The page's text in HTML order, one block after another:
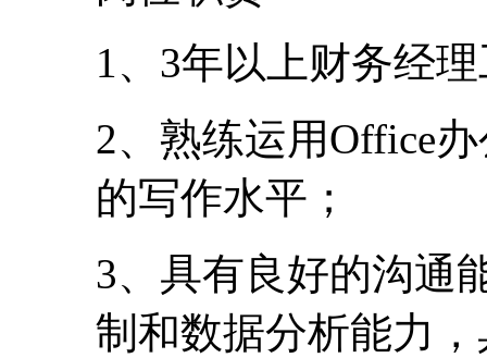
1、3年以上财务经
2、熟练运用Office
的写作水平；
3、具有良好的沟通
制和数据分析能力